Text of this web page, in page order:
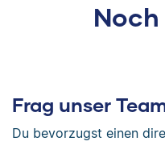
Frag unser
Du bevorzugst einen